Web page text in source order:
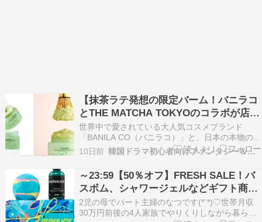
【抹茶ラテ発想の限定バーム！バニラコ
とTHE MATCHA TOKYOのコラボが店頭
発売開始】
世界中で愛されている大人気コスメブランド
「BANILA CO（バニラコ）」と、日本の本物の抹
茶文化を発信し続ける「THE MATCHA TOKYO」
による、見逃せない豪華な限定コラボレーション
が実現しました！ 累計大ヒットを記録しているバ
ニラコのクレンジングバームから、抹茶ラテを…
10日前 韓国ドラマ初心者向けファンタジー＆情報館
～23:59【50％オフ】FRESH SALE！バ
スボム、シャワージェルなどギフト商品
もお買い得
2児の母でパート主婦のなつです(*¨*)♡世帯月収
30万円前後の4人家族でやりくりしながら暮らし